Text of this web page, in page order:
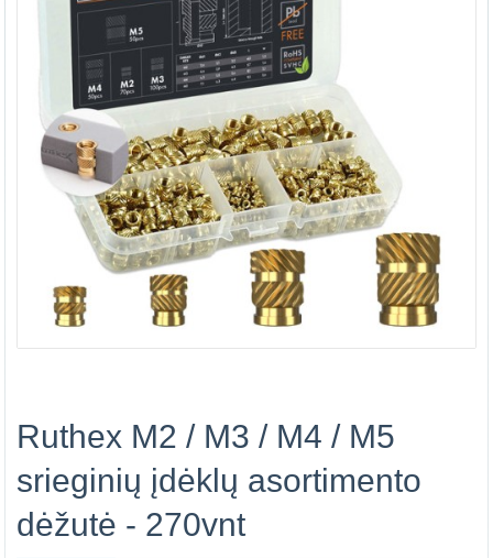
Ruthex M2 / M3 / M4 / M5
srieginių įdėklų asortimento
dėžutė - 270vnt